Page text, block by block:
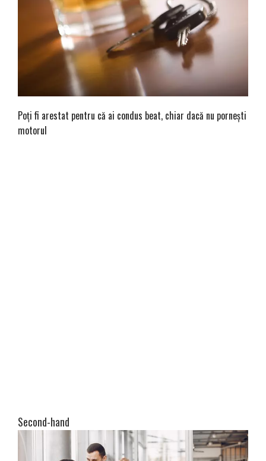
Poți fi arestat pentru că ai condus beat, chiar dacă nu pornești
motorul
Second-hand